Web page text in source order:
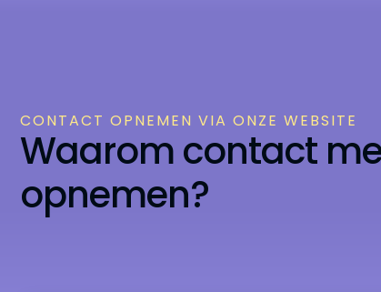
CONTACT OPNEMEN VIA ONZE WEBSITE
Waarom contact
opnemen?